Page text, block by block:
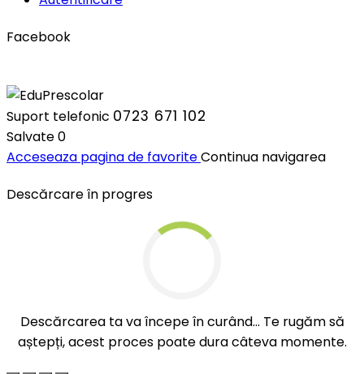
Facebook
Suport telefonic 0723 671 102
Salvate0
Acceseaza pagina de favoriteContinua navigarea
Descărcare în progres
Descărcarea ta va începe în curând... Te rugăm să
aștepți, acest proces poate dura câteva momente.